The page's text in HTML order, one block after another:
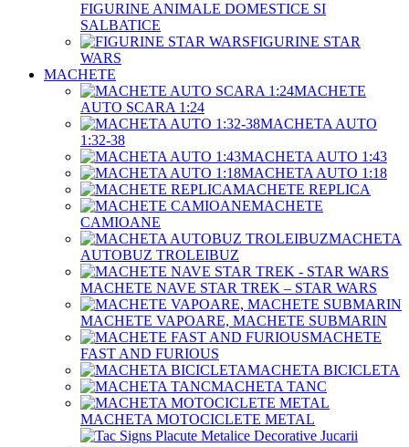
FIGURINE ANIMALE DOMESTICE SI
SALBATICE
FIGURINE STAR
WARS
MACHETE
MACHETE
AUTO SCARA 1:24
MACHETA AUTO
1:32-38
MACHETA AUTO 1:43
MACHETA AUTO 1:18
MACHETE REPLICA
MACHETE
CAMIOANE
MACHETA
AUTOBUZ TROLEIBUZ
MACHETE NAVE STAR TREK – STAR WARS
MACHETE VAPOARE, MACHETE SUBMARIN
MACHETE
FAST AND FURIOUS
MACHETA BICICLETA
MACHETA TANC
MACHETA MOTOCICLETE METAL